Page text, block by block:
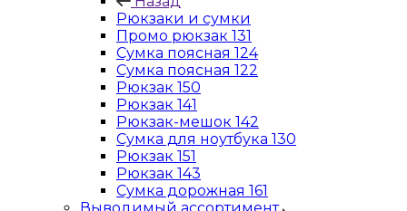
Рюкзаки и сумки
Промо рюкзак 131
Сумка поясная 124
Сумка поясная 122
Рюкзак 150
Рюкзак 141
Рюкзак-мешок 142
Сумка для ноутбука 130
Рюкзак 151
Рюкзак 143
Сумка дорожная 161